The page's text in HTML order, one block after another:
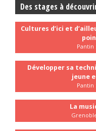
Des stages à
Cultures d’ici et
Pantin
Développer sa
jeune
Pantin
La